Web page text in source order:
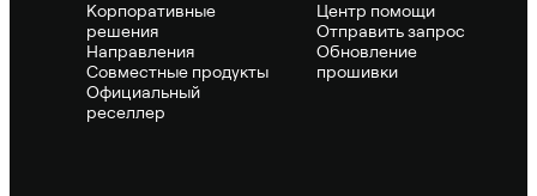
Корпоративные
решения
Направления
Совместные продукты
Официальный
реселлер
Центр помощи
Отправить запрос
Обновление
прошивки